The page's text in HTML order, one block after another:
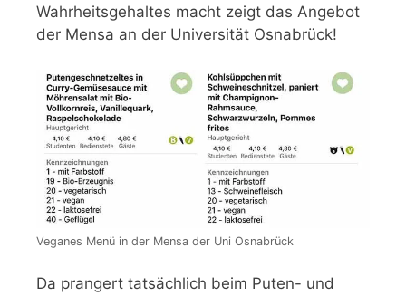
Wahrheitsgehaltes macht zeigt das Angebot
der Mensa an der Universität Osnabrück!
Veganes Menü in der Mensa der Uni Osnabrück
Da prangert tatsächlich beim Puten- und